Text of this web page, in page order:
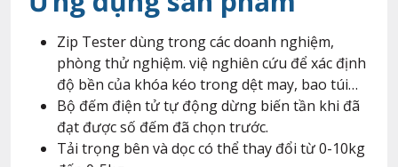
Zip Tester dùng trong các doanh nghiệm,
phòng thử nghiệm. việ nghiên cứu để xác định
độ bền của khóa kéo trong dệt may, bao túi…
Bộ đếm điện tử tự động dừng biến tần khi đã
đạt được số đếm đã chọn trước.
Tải trọng bên và dọc có thể thay đổi từ 0-10kg